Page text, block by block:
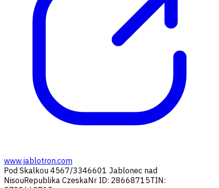
www.jablotron.com
Pod Skalkou 4567/3346601 Jablonec nad
NisouRepublika CzeskaNr ID: 28668715TIN: